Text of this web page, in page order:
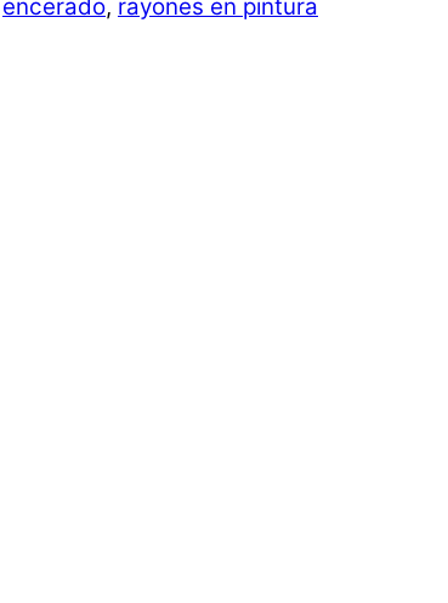
encerado, rayones en pintura